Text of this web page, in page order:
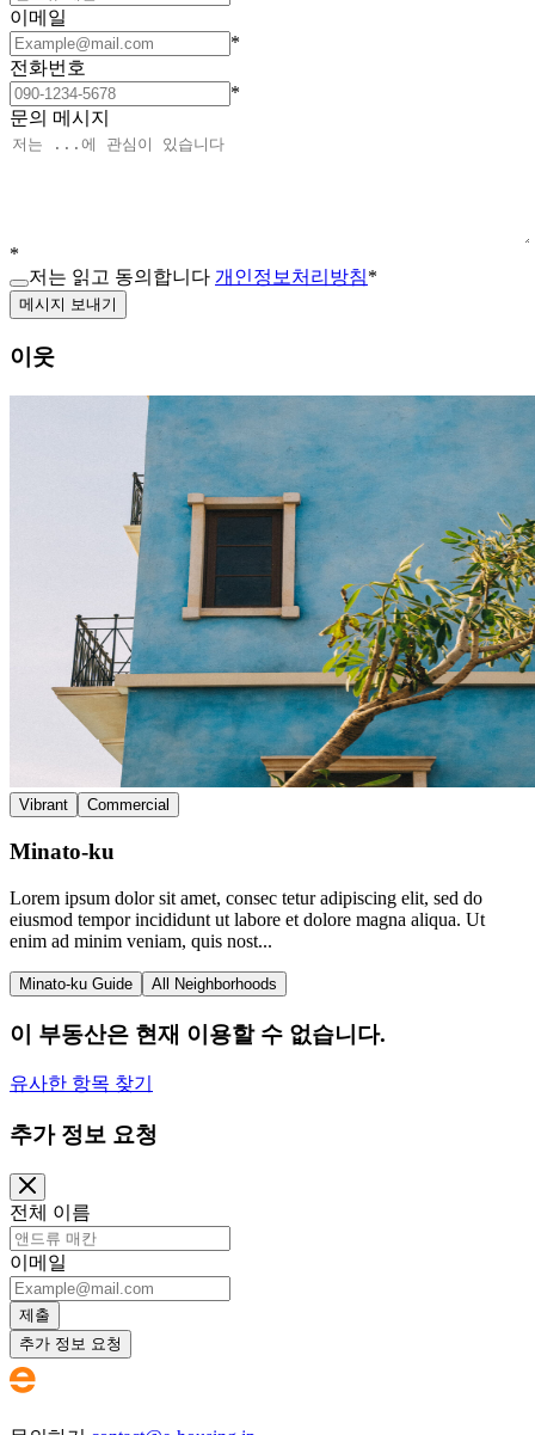
이메일
*
전화번호
*
문의 메시지
*
저는 읽고 동의합니다 개인정보처리방침*
메시지 보내기
이웃
Vibrant Commercial
Minato-ku
Lorem ipsum dolor sit amet, consec tetur adipiscing elit, sed do
eiusmod tempor incididunt ut labore et dolore magna aliqua. Ut
enim ad minim veniam, quis nost...
Minato-ku Guide All Neighborhoods
이 부동산은 현재 이용할 수 없습니다.
유사한 항목 찾기
추가 정보 요청
전체 이름
이메일
제출
추가 정보 요청